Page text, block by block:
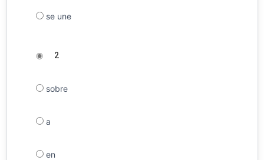
se une
◉ 2
sobre
a
en